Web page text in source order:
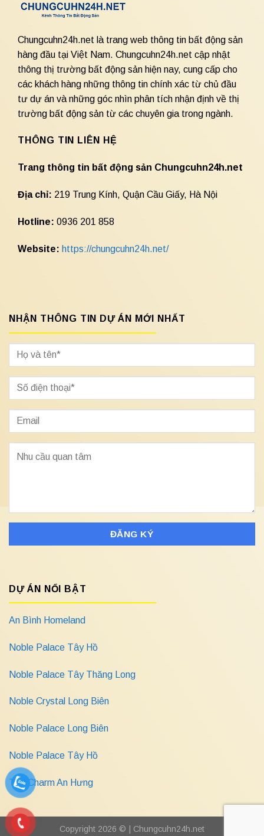
Chungcuhn24h.net là trang web thông tin bất động sản
hàng đầu tại Việt Nam. Chungcuhn24h.net cập nhật
thông thị trường bất động sản hiện nay, cung cấp cho
các khách hàng những thông tin chính xác từ chủ đầu
tư dự án và những góc nhìn phân tích nhận định về thị
trường bất động sản từ các chuyên gia trong ngành.
THÔNG TIN LIÊN HỆ
Trang thông tin bất động sản Chungcuhn24h.net
Địa chỉ: 219 Trung Kính, Quận Cầu Giấy, Hà Nội
Hotline: 0936 201 858
Website: https://chungcuhn24h.net/
NHẬN THÔNG TIN DỰ ÁN MỚI NHẤT
DỰ ÁN NỔI BẬT
An Bình Homeland
Noble Palace Tây Hồ
Noble Palace Tây Thăng Long
Noble Crystal Long Biên
Noble Palace Long Biên
Noble Palace Tây Hồ
The Charm An Hưng
Copyright 2026 © | Chungcuhn24h.net